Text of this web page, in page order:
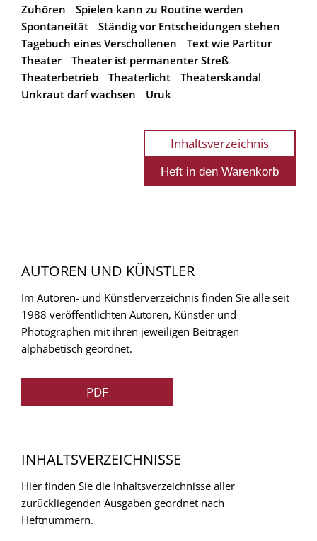
Zuhören
Spielen kann zu Routine werden
Spontaneität
Ständig vor Entscheidungen stehen
Tagebuch eines Verschollenen
Text wie Partitur
Theater
Theater ist permanenter Streß
Theaterbetrieb
Theaterlicht
Theaterskandal
Unkraut darf wachsen
Uruk
Inhaltsverzeichnis
AUTOREN UND KÜNSTLER
Im Autoren- und Künstlerverzeichnis finden Sie alle seit
1988 veröffentlichten Autoren, Künstler und
Photographen mit ihren jeweiligen Beitragen
alphabetisch geordnet.
PDF
INHALTSVERZEICHNISSE
Hier finden Sie die Inhaltsverzeichnisse aller
zurückliegenden Ausgaben geordnet nach
Heftnummern.